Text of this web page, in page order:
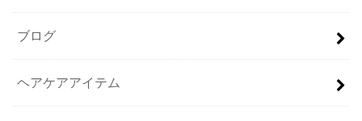
ブログ
ヘアケアアイテム